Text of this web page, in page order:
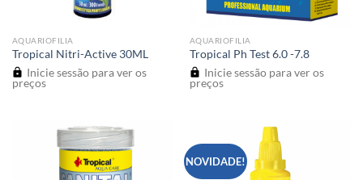
AQUARIOFILIA
Tropical Nitri-Active 30ML
Inicie sessão para ver os
preços
AQUARIOFILIA
Tropical Ph Test 6.0 -7.8
Inicie sessão para ver os
preços
NOVIDADE!